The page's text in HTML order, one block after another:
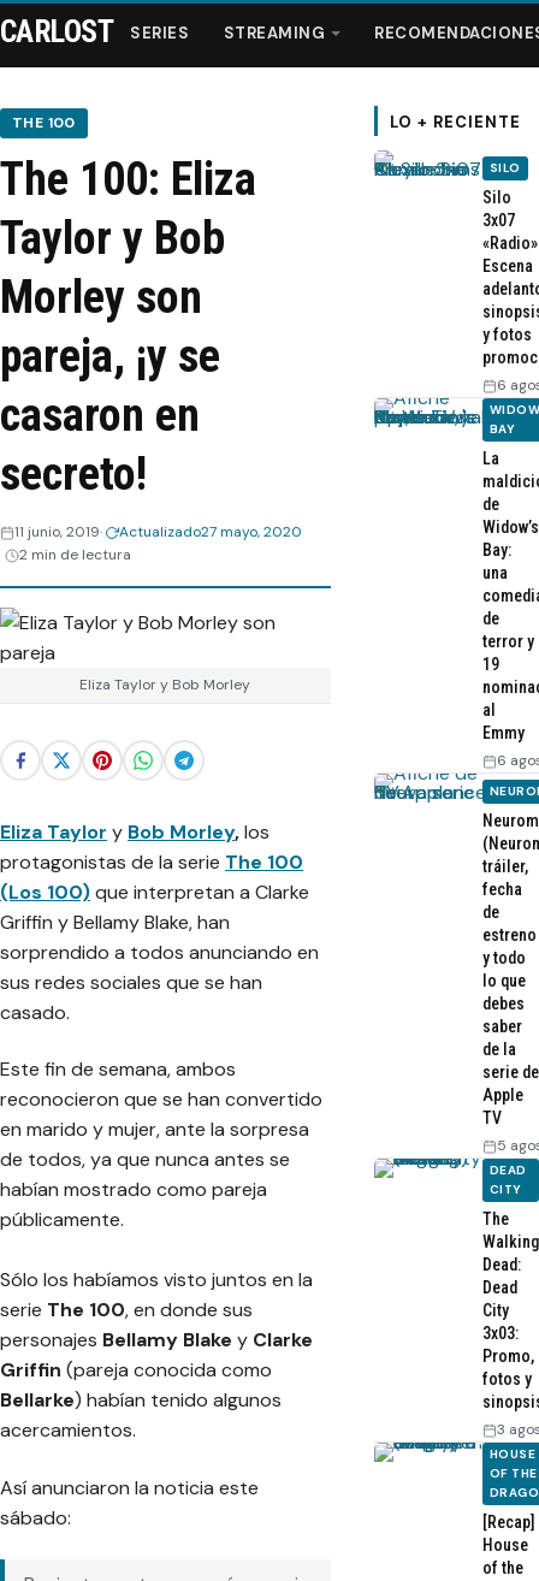
Series
Streaming
Recomendaciones
Videos
CARLOST SERIES STREAMING
THE 100
The 100: Eliza
Taylor y Bob
Morley son
pareja, ¡y se
casaron en
secreto!
11 junio, 2019 Actualizado27 mayo, 2020
2 min de lectura
Eliza Taylor y Bob Morley
Eliza Taylor y Bob Morley,los
protagonistas de la serie The 100
(Los 100)que interpretan a Clarke
Griffin y Bellamy Blake, han
sorprendido a todos anunciando en
sus redes sociales que se han
casado.
Este fin de semana, ambos
reconocieron que se han convertido
en marido y mujer, ante la sorpresa
de todos, ya que nunca antes se
habían mostrado como pareja
públicamente.
Sólo los habíamos visto juntos en la
serie The 100, en donde sus
personajes Bellamy Blake y Clarke
Griffin (pareja conocida como
Bellarke) habían tenido algunos
acercamientos.
Así anunciaron la noticia este
sábado:
LO + RECIENTE
SILO
Silo
3x07
Escena
y fotos
6
BAY
La
de
Widow’s
Bay:
una
de
terror y
19
al
Emmy
6
tráiler,
fecha
de
estreno
y todo
lo que
debes
saber
de la
serie de
Apple
TV
5
DEAD
CITY
The
Walking
Dead:
Dead
City
3x03:
Promo,
fotos y
3
HOUSE
OF THE
[Recap]
House
of the